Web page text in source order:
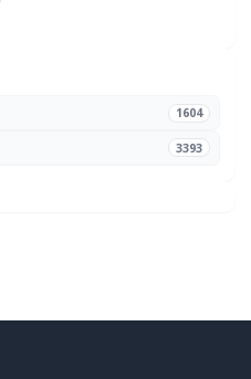
1604
3393